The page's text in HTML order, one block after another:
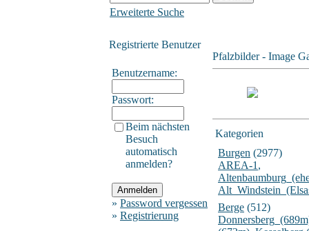
Erweiterte Suche
Registrierte Benutzer
Benutzername:
Passwort:
Beim nächsten
Besuch
automatisch
anmelden?
» Password vergessen
» Registrierung
Pfalzbilder - Image
Kategorien
Burgen (2977)
AREA-1 ,
Berge (512)